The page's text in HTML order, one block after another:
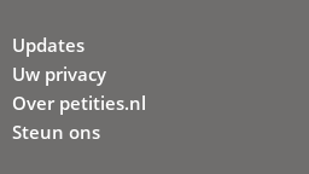
Updates
Uw privacy
Over petities.nl
Steun ons